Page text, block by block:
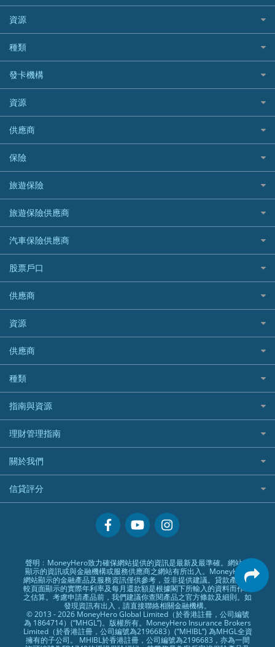
稅季/稅務貸款
網上貸款
結餘轉戶(清卡數貸款)
銀行貸款
財務公司貸款
免入息貸款
免TU貸款
急借錢
緊急貸款比較
最佳小額貸款比較
易批必批貸款
24小時貸款
最佳循環貸款
BEA 東亞銀行
BOC 中國銀行
Cashing Pro 優尚信貸
CCB(Asia) 中國建設銀行 (亞洲)
Citibank 花旗銀行
CNCBI 信銀國際
CreFIT 維信
DBS 星展銀行
DSB 大新銀行
HSBC 滙豐銀行貸款
K Cash 貸款
Mox 銀行
National Resources 中潤物業按揭
OCBC 華僑銀行
PrimeCredit 安信信貸
Promise 邦民日本財務
Rabbit Credit月兔信貸
Standard Chartered 渣打銀行
UA 亞洲聯合財務
WeLab Bank
WeLend 貸款
資源
如何申請個人貸款
如何管理個人貸款
個人貸款有用資訊
清卡數貸款教學
循環貸款教學
個人化貸款產品推介 🔥全新
債務重組一覽
供樓利息扣稅
最佳貸款app
種類
網購優惠
精選外幣網購信用卡
尊尚信用卡
公司信用卡
電子錢包信用卡
日本遊信用卡攻略
韓國遊信用卡攻略
台灣遊信用卡攻略
機場貴賓室信用卡
銀聯信用卡
高獎賞信用卡推薦
酒店信用卡
發卡機構
Citibank花旗銀行
AE美國運通
DBS星展銀行
HSBC滙豐銀行
Mox
信銀國際
大新銀行
恒生銀行
Standard Chartered渣打銀行
東亞銀行
SIM
Airwallex信用卡
資源
Black Friday優惠
淘寶付款方式
一田購物優惠日
SOGO感謝祭
HKTVmall優惠碼
交稅優惠
酒店優惠碼
機票優惠碼
供應商
八達通自動增值信用卡
保險
旅遊保險
汽車保險
家居保險
家傭保險
寵物保險
定期人壽保險
危疾保險
年金資訊
樓宇火險
旅遊保險
日本旅遊保險及資訊
泰國旅遊保險及資訊
台灣旅遊保險及資訊
韓國旅遊保險及資訊
歐洲旅遊保險及資訊
越南旅遊保險及資訊
澳洲旅遊保險及資訊
長者嘆世界
家庭親子遊
自駕遊比較
相機有得保
專為孕婦設計的最佳旅遊保險
最佳滑雪旅遊保險
最適合BB的旅遊保險
旅遊保險供應商
AXA 安盛
AIG 美亞
Allianz 安聯
Allied World 世聯
Avo
中國銀行
Bolttech 保特
Blue Cross 藍十字
中國平安
HSBC滙豐銀行
MSIG 三井住友
Prudential 保誠
QBE 昆士蘭
Starr
汽車保險供應商
大新汽車保險
中銀汽車保險
Allianz安聯汽車保險
bolttech保障汽車保險
Zurich蘇黎世汽車保險
QBE昆士蘭汽車保險
平安汽車保險
股票戶口
富途證券
IB盈透證券
老虎證券
uSMART 盈立證券
華盛証券
長橋證券
WeBull微牛證券
漲樂全球通｜華泰國際
OSL
供應商
富途牛牛好唔好？
Webull微牛證券好唔好？
Longbridge長橋證券好唔好？
老虎證券好唔好？
華盛証券好唔好？
漲樂全球通好唔好？
IB盈透證券好唔好？
盈立證券 uSMART 好唔好？
Stashaway好唔好？
資源
股票戶口開戶
證券行邊間好？
港股5隻高息ETF精選
什麼是ETF？
香港30大高息股排行
黃金ETF懶人包
最值得注意的比特幣ETF
選股策略：五步調查攻略
供應商
銀行戶口比較
尊尚銀行戶口
Citi Plus
中信銀行inMotion
Airwallex銀行
種類
定期存款
港元定存
人民幣定存
美元定存
英鎊定存
澳元定存
指南與資源
理財資訊
識慳識賺
債務管理
投資理財
置業安居
專欄文章
理財管理指南
常用相關詞彙
MoneyHero電子報
所有合作銀行或機構
關於我們
服務承諾
網上支援
常見問題
條款及細則
編輯守則
廣告合作
廣告政策
信貸評分
聲明﹕MoneyHero致力確保網站提供的資訊是最新及最準確。網站所
顯示的資訊或與金融機構或服務供應商之網站有所出入。MoneyHero
網站顯示的金融產品及服務資訊僅供參考，並非提供建議。貸款產品比
較頁面顯示的實際年利率及每月還款額是根據閣下所輸入的資料而作出
之估算。考慮申請產品前，我們建議你查閱產品之官方條款及細則。如
發現資訊有出入，請直接聯絡相關金融機構。
© 2013 - 2026 MoneyHero Global Limited（於香港註冊，公司編號
為 1864714）(“MHGL”)。版權所有。MoneyHero Insurance Brokers
Limited（於香港註冊，公司編號為2196683）(”MHIBL”) 為MHGL全資
擁有的子公司。 MHIBL於香港註冊，公司編號為2196683，亦為一間